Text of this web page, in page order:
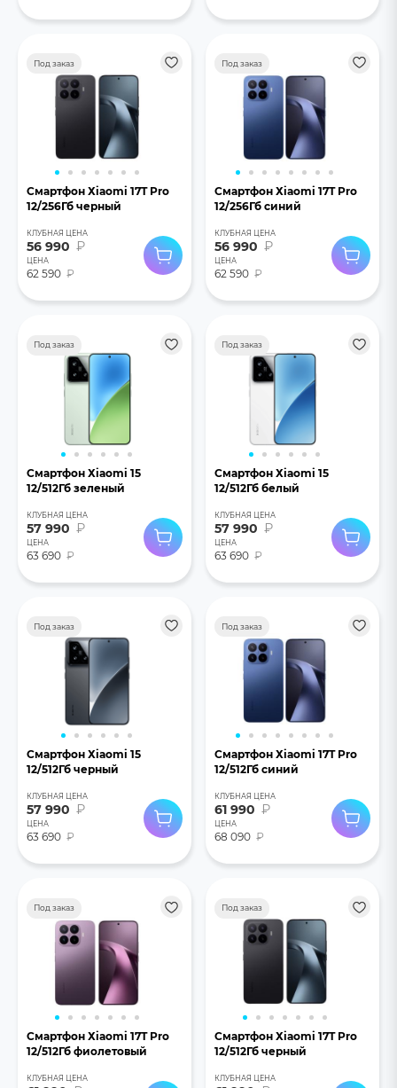
Под заказ
Смартфон Хiaomi 17T Pro
12/256Гб черный
КЛУБНАЯ ЦЕНА
56 990 ₽
ЦЕНА
62 590 ₽
Под заказ
Смартфон Хiaomi 17T Pro
12/256Гб синий
КЛУБНАЯ ЦЕНА
56 990 ₽
ЦЕНА
62 590 ₽
Под заказ
Смартфон Хiaomi 15
12/512Гб зеленый
КЛУБНАЯ ЦЕНА
57 990 ₽
ЦЕНА
63 690 ₽
Под заказ
Смартфон Хiaomi 15
12/512Гб белый
КЛУБНАЯ ЦЕНА
57 990 ₽
ЦЕНА
63 690 ₽
Под заказ
Смартфон Хiaomi 15
12/512Гб черный
КЛУБНАЯ ЦЕНА
57 990 ₽
ЦЕНА
63 690 ₽
Под заказ
Смартфон Хiaomi 17T Pro
12/512Гб синий
КЛУБНАЯ ЦЕНА
61 990 ₽
ЦЕНА
68 090 ₽
Под заказ
Смартфон Хiaomi 17T Pro
12/512Гб фиолетовый
КЛУБНАЯ ЦЕНА
Под заказ
Смартфон Хiaomi 17T Pro
12/512Гб черный
КЛУБНАЯ ЦЕНА